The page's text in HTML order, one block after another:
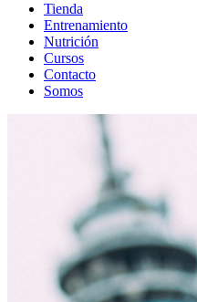
Tienda
Entrenamiento
Nutrición
Cursos
Contacto
Somos